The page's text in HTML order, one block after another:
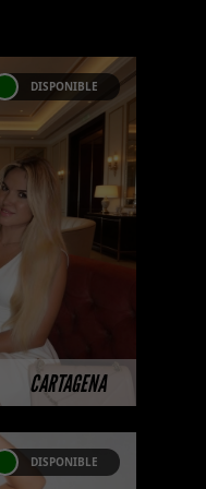
CARTAGENA
DISPONIBLE
NUEVA
de
belleza
DISPONIBLE
NUEVA